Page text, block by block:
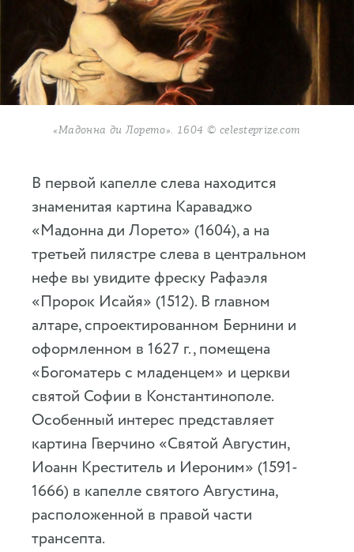
«Мадонна ди Лорето». 1604 © celesteprize.com
В первой капелле слева находится
знаменитая картина Караваджо
«Мадонна ди Лорето» (1604), а на
третьей пилястре слева в центральном
нефе вы увидите фреску Рафаэля
«Пророк Исайя» (1512). В главном
алтаре, спроектированном Бернини и
оформленном в 1627 г., помещена
«Богоматерь с младенцем» и церкви
святой Софии в Константинополе.
Особенный интерес представляет
картина Гверчино «Святой Августин,
Иоанн Креститель и Иероним» (1591-
1666) в капелле святого Августина,
расположенной в правой части
трансепта.